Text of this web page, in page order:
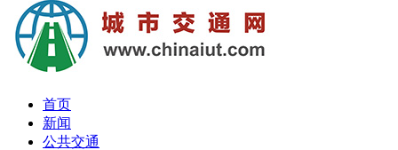
首页
新闻
公共交通